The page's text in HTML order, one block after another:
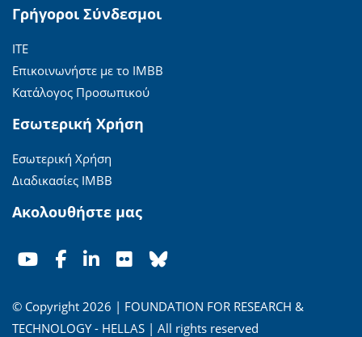
Γρήγοροι Σύνδεσμοι
ΙΤΕ
Επικοινωνήστε με το ΙΜΒΒ
Κατάλογος Προσωπικού
Εσωτερική Χρήση
Εσωτερική Χρήση
Διαδικασίες ΙΜΒΒ
Ακολουθήστε μας
© Copyright 2026 | FOUNDATION FOR RESEARCH &
TECHNOLOGY - HELLAS | All rights reserved